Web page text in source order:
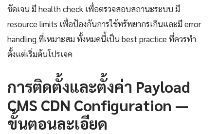
ชัดเจน มี health check เพื่อตรวจสอบสถานะระบบ มี
resource limits เพื่อป้องกันการใช้ทรัพยากรเกินและมี error
handling ที่เหมาะสม ทั้งหมดนี้เป็น best practice ที่ควรทำ
ตั้งแต่เริ่มต้นโปรเจค
การติดตั้งและตั้งค่า Payload
CMS CDN Configuration —
ขั้นตอนละเอียด